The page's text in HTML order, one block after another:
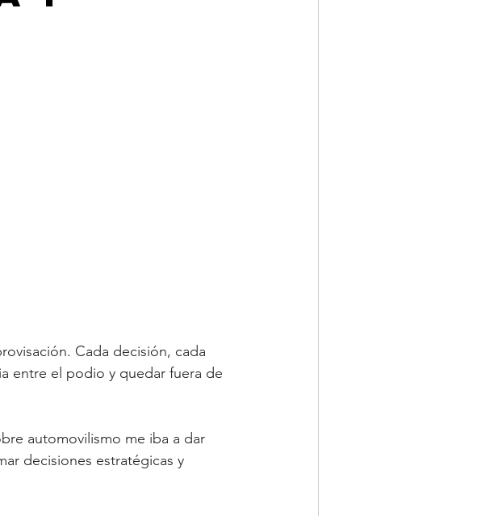
Cada decisión, cada
entre el podio y quedar fuera de
automovilismo me iba a dar
decisiones estratégicas y